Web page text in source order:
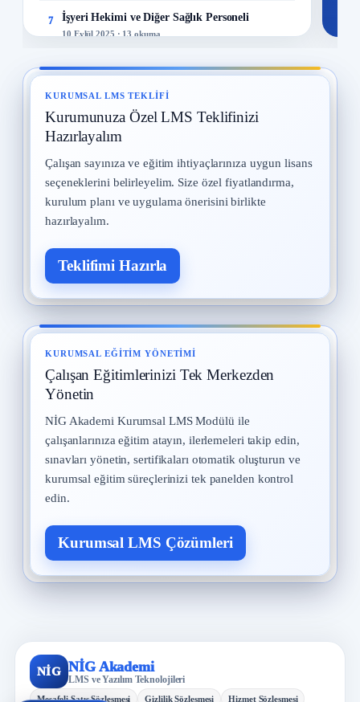
7 İşyeri Hekimi ve Diğer Sağlık Personeli
10 Eylül 2025 · 13 okuma
8 Kadın Çalışanların Çalıştırılması
9 İş Kazaları
30 Temmuz 2025 · 13 okuma
10 Yangın ve Gazlar
29 Temmuz 2025 · 13 okuma
KURUMSAL LMS TEKLIFI
Kurumunuza Özel LMS Teklifinizi
Hazırlayalım
Çalışan sayınıza ve eğitim ihtiyaçlarınıza uygun lisans
seçeneklerini belirleyelim. Size özel fiyatlandırma,
kurulum planı ve uygulama önerisini birlikte
hazırlayalım.
Teklifimi Hazırla
KURUMSAL EĞITIM YÖNETIMI
Çalışan Eğitimlerinizi Tek Merkezden
Yönetin
NİG Akademi Kurumsal LMS Modülü ile
çalışanlarınıza eğitim atayın, ilerlemeleri takip edin,
sınavları yönetin, sertifikaları otomatik oluşturun ve
kurumsal eğitim süreçlerinizi tek panelden kontrol
edin.
Kurumsal LMS Çözümleri
NİG NİG Akademi
LMS ve Yazılım Teknolojileri
Mesafeli Satış Sözleşmesi Gizlilik Sözleşmesi Hizmet Sözleşmesi